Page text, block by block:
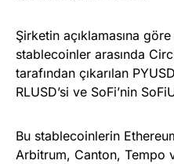
Şirketin açıklamasına
stablecoinler arasında
tarafından çıkarılan
RLUSD’si ve SoFi’nin
Bu stablecoinlerin
Arbitrum, Canton, Tempo